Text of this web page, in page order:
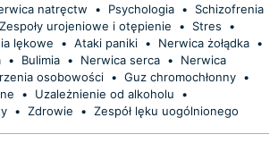
natręctw • Psychologia •
Schizofrenia
Zespoły urojeniowe i otępienie • Stres
•
lękowe • Ataki paniki • Nerwica żołądka •
• Bulimia • Nerwica serca •
Nerwica
osobowości • Guz chromochłonny •
• Uzależnienie od alkoholu
•
• Zdrowie • Zespół lęku uogólnionego